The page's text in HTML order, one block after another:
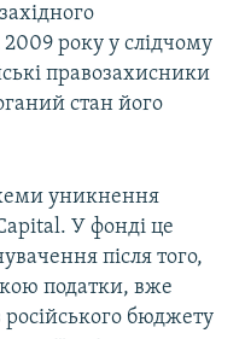
року у слідчому
правозахисники
стан його
уникнення
У фонді це
після того,
податки, вже
бюджету